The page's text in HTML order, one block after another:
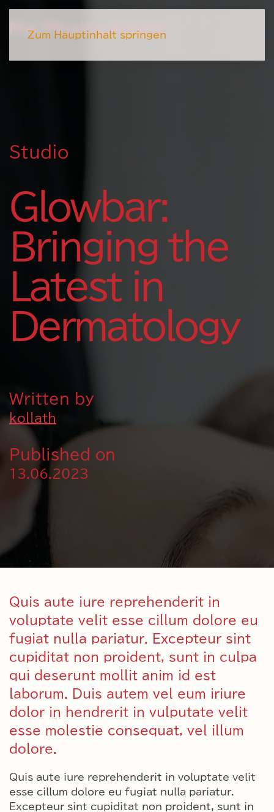
Zum Hauptinhalt springen
Mai Phuong Kollath
Studio
Glowbar:
Bringing the
Latest in
Dermatology
Written by
kollath
Published on
13.06.2023
Quis aute iure reprehenderit in
voluptate velit esse cillum dolore eu
fugiat nulla pariatur. Excepteur sint
cupiditat non proident, sunt in culpa
qui deserunt mollit anim id est
laborum. Duis autem vel eum iriure
dolor in hendrerit in vulputate velit
esse molestie consequat, vel illum
dolore.
Quis aute iure reprehenderit in voluptate velit
esse cillum dolore eu fugiat nulla pariatur.
Excepteur sint cupiditat non proident, sunt in